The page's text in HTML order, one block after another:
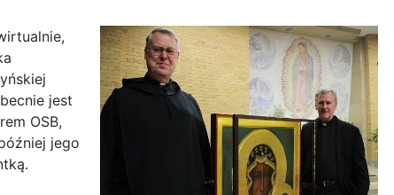
jest
OSB,
jego